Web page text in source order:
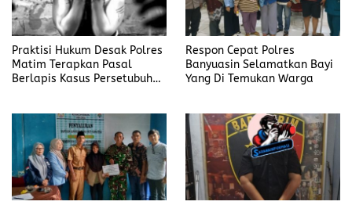
Praktisi Hukum Desak Polres
Matim Terapkan Pasal
Berlapis Kasus Persetubuhan
Respon Cepat Polres
Banyuasin Selamatkan Bayi
Yang Di Temukan Warga